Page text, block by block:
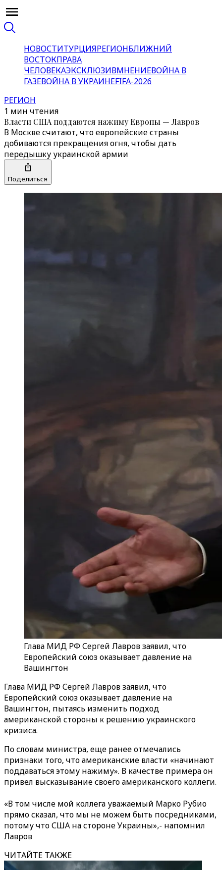
НОВОСТИТУРЦИЯРЕГИОНБЛИЖНИЙ
ВОСТОКПРАВА
ЧЕЛОВЕКАЭКСКЛЮЗИВМНЕНИЕВОЙНА В
ГАЗЕВОЙНА В УКРАИНЕFIFA-2026
РЕГИОН
1 мин чтения
Власти США поддаются нажиму Европы — Лавров
В Москве считают, что европейские страны
добиваются прекращения огня, чтобы дать
передышку украинской армии
Поделиться
Глава МИД РФ Сергей Лавров заявил, что
Европейский союз оказывает давление на
Вашингтон
Глава МИД РФ Сергей Лавров заявил, что
Европейский союз оказывает давление на
Вашингтон, пытаясь изменить подход
американской стороны к решению украинского
кризиса.
По словам министра, еще ранее отмечались
признаки того, что американские власти «начинают
поддаваться этому нажиму». В качестве примера он
привел высказывание своего американского коллеги.
«В том числе мой коллега уважаемый Марко Рубио
прямо сказал, что мы не можем быть посредниками,
потому что США на стороне Украины»,- напомнил
Лавров
ЧИТАЙТЕ ТАКЖЕ